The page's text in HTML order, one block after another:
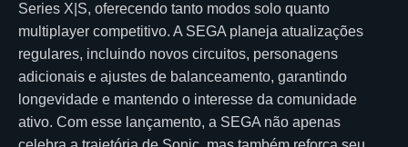
Series X|S, oferecendo tanto modos solo quanto
multiplayer competitivo. A SEGA planeja atualizações
regulares, incluindo novos circuitos, personagens
adicionais e ajustes de balanceamento, garantindo
longevidade e mantendo o interesse da comunidade
ativo. Com esse lançamento, a SEGA não apenas